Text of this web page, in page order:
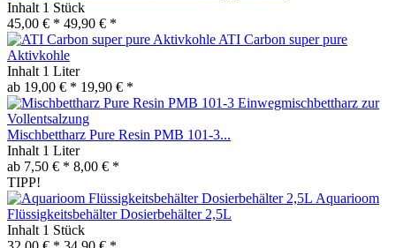
Inhalt 1 Stück
45,00 € * 49,90 € *
ATI Carbon super pure
Aktivkohle
Inhalt 1 Liter
ab 19,00 € * 19,90 € *
Mischbettharz Pure Resin PMB 101-3...
Inhalt 1 Liter
ab 7,50 € * 8,00 € *
TIPP!
Aquarioom
Flüssigkeitsbehälter Dosierbehälter 2,5L
Inhalt 1 Stück